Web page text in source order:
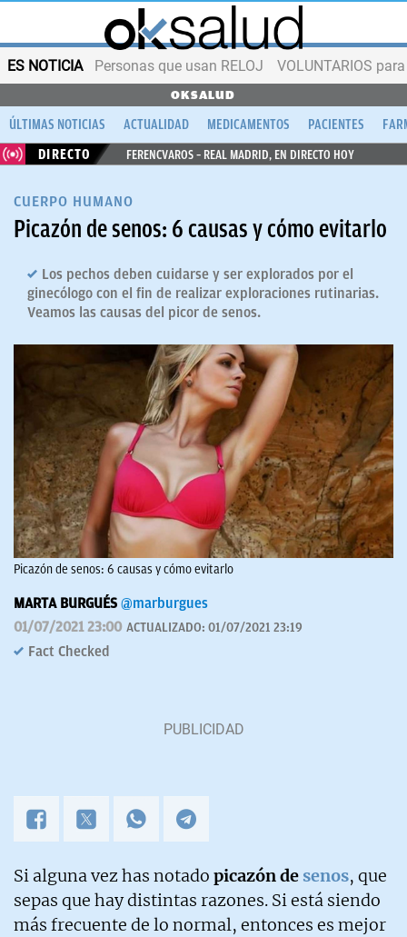
ES NOTICIA Personas que usan RELOJ VOLUNTARIOS
OKSALUD
ÚLTIMAS NOTICIAS ACTUALIDAD MEDICAMENTOS PACIENTES
DIRECTO
FERENCVAROS – REAL MADRID, EN DIRECTO HOY
CUERPO HUMANO
Picazón de senos: 6 causas y cómo evitarlo
Los pechos deben cuidarse y ser explorados por el
ginecólogo con el fin de realizar exploraciones rutinarias.
Veamos las causas del picor de senos.
Picazón de senos: 6 causas y cómo evitarlo
MARTA BURGUÉS @marburgues
01/07/2021 23:00 ACTUALIZADO: 01/07/2021 23:19
Fact Checked
Si alguna vez has notado picazón de senos, que
sepas que hay distintas razones. Si está siendo
más frecuente de lo normal, entonces es mejor